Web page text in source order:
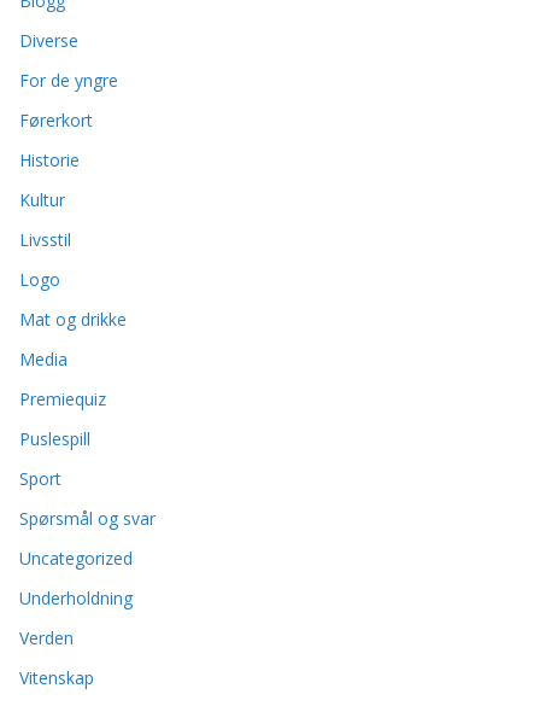
Diverse
For de yngre
Førerkort
Historie
Kultur
Livsstil
Logo
Mat og drikke
Media
Premiequiz
Puslespill
Sport
Spørsmål og svar
Uncategorized
Underholdning
Verden
Vitenskap